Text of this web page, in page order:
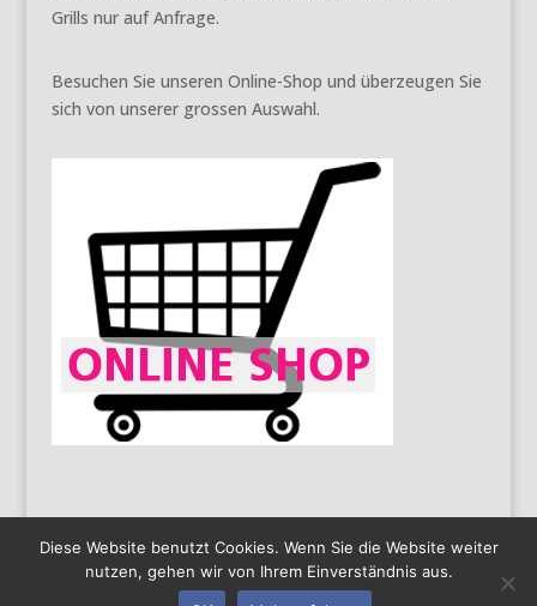
Grills nur auf Anfrage.
Besuchen Sie unseren Online-Shop und überzeugen Sie
sich von unserer grossen Auswahl.
Impressum Datenschutz
Copyright 2016
Diese Website benutzt Cookies. Wenn Sie die Website weiter
nutzen, gehen wir von Ihrem Einverständnis aus.